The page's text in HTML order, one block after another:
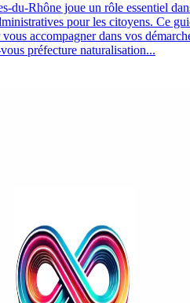
du-Rhône joue un rôle essentiel
pour les citoyens. Ce
accompagner dans vos
préfecture naturalisation...